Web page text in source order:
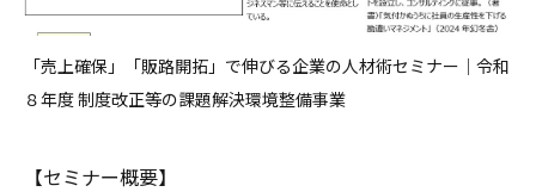
「売上確保」「販路開拓」で伸びる企業の人材術セミナー｜令和
８年度 制度改正等の課題解決環境整備事業
【セミナー概要】